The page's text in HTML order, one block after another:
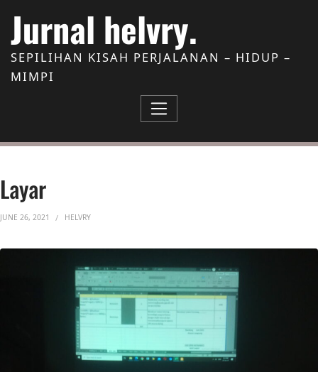
Jurnal helvry.
SEPILIHAN KISAH PERJALANAN – HIDUP –
MIMPI
Layar
JUNE 26, 2021 HELVRY